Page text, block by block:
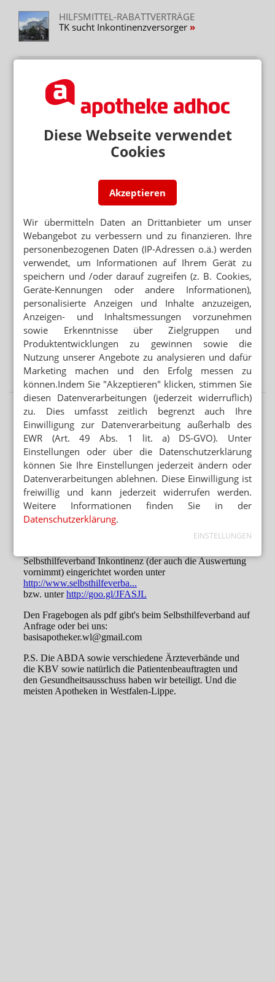
Diese Webseite verwendet
Cookies
Akzeptieren
Wir übermitteln Daten an Drittanbieter um unser
Webangebot zu verbessern und zu finanzieren. Ihre
personenbezogenen Daten (IP-Adressen o.ä.) werden
verwendet, um Informationen auf Ihrem Gerät zu
speichern und /oder darauf zugreifen (z. B. Cookies,
Geräte-Kennungen oder andere Informationen),
personalisierte Anzeigen und Inhalte anzuzeigen,
Anzeigen- und Inhaltsmessungen vorzunehmen
sowie Erkenntnisse über Zielgruppen und
Produktentwicklungen zu gewinnen sowie die
Nutzung unserer Angebote zu analysieren und dafür
Marketing machen und den Erfolg messen zu
können.Indem Sie "Akzeptieren" klicken, stimmen Sie
diesen Datenverarbeitungen (jederzeit widerruflich)
zu. Dies umfasst zeitlich begrenzt auch Ihre
Einwilligung zur Datenverarbeitung außerhalb des
EWR (Art. 49 Abs. 1 lit. a) DS-GVO). Unter
Einstellungen oder über die Datenschutzerklärung
können Sie Ihre Einstellungen jederzeit ändern oder
Datenverarbeitungen ablehnen. Diese Einwilligung ist
freiwillig und kann jederzeit widerrufen werden.
Weitere Informationen finden Sie in der
Datenschutzerklärung.
EINSTELLUNGEN
HILFSMITTEL-RABATTVERTRÄGE
TK sucht Inkontinenzversorger
Mehr zum Thema
GESETZGEBER MÜSSTE HANDELN
Kassen: Rx-Boni sind zulässig
KASSENÄRZTE FORDERN PRÄVENTIONSOFFENSIVE
Alkohol und Tabak: Staat sollte ordentlich zulangen
WEGEN GKV-SPARPAKET
Zuzahlung: Neuer Abda-Handzettel
Mehr aus Ressort
BRANDENBURG OHNE PHARMAZIE-STANDORT
Neuer Medizin-Campus – weiterhin ohne Pharmazeuten
HOCHRISIKO-IMMOBILIENFONDS
Millionenverluste bei Kassen & KVen: Schaden deutlich
höher
STREICHUNG VON ZUSCHLÄGEN
GKV-Sparpaket: Deutliche Honorareinbußen bei Ärzten